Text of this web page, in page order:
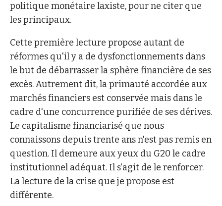
politique monétaire laxiste, pour ne citer que
les principaux.
Cette première lecture propose autant de
réformes qu'il y a de dysfonctionnements dans
le but de débarrasser la sphère financière de ses
excès. Autrement dit, la primauté accordée aux
marchés financiers est conservée mais dans le
cadre d'une concurrence purifiée de ses dérives.
Le capitalisme financiarisé que nous
connaissons depuis trente ans n'est pas remis en
question. Il demeure aux yeux du G20 le cadre
institutionnel adéquat. Il s'agit de le renforcer.
La lecture de la crise que je propose est
différente.